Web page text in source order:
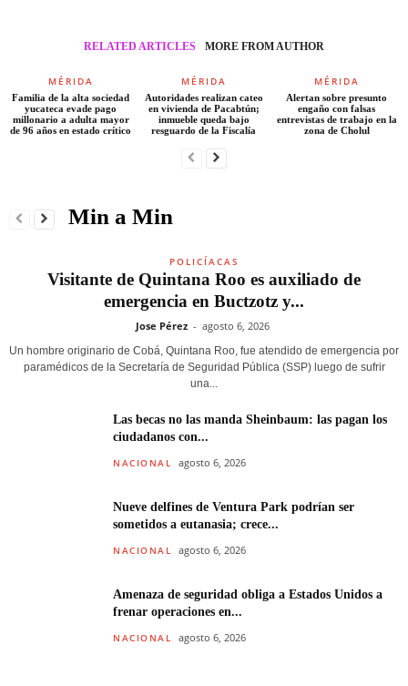
RELATED ARTICLES MORE FROM AUTHOR
MÉRIDA
Familia de la alta sociedad
yucateca evade pago
millonario a adulta mayor
de 96 años en estado crítico
MÉRIDA
Autoridades realizan cateo
en vivienda de Pacabtún;
inmueble queda bajo
resguardo de la Fiscalía
MÉRIDA
Alertan sobre presunto
engaño con falsas
entrevistas de trabajo en la
zona de Cholul
Min a Min
POLICÍACAS
Visitante de Quintana Roo es auxiliado de
emergencia en Buctzotz y...
Jose Pérez - agosto 6, 2026
Un hombre originario de Cobá, Quintana Roo, fue atendido de emergencia por
paramédicos de la Secretaría de Seguridad Pública (SSP) luego de sufrir
una...
Las becas no las manda Sheinbaum: las pagan los
ciudadanos con...
NACIONAL agosto 6, 2026
Nueve delfines de Ventura Park podrían ser
sometidos a eutanasia; crece...
NACIONAL agosto 6, 2026
Amenaza de seguridad obliga a Estados Unidos a
frenar operaciones en...
NACIONAL agosto 6, 2026